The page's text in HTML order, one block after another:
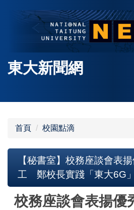
容
東大新聞網
首頁 校園點滴
【秘書室】校務座談會表
工 鄭校長實踐「東大6G
校務座談會表揚優